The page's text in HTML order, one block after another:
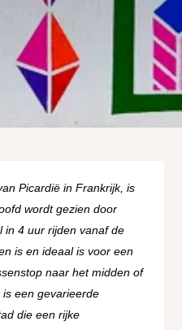
Picardië in Frankrijk, is
wordt gezien door
in 4 uur rijden vanaf de
is en ideaal is voor een
naar het midden of
een gevarieerde
die een rijke